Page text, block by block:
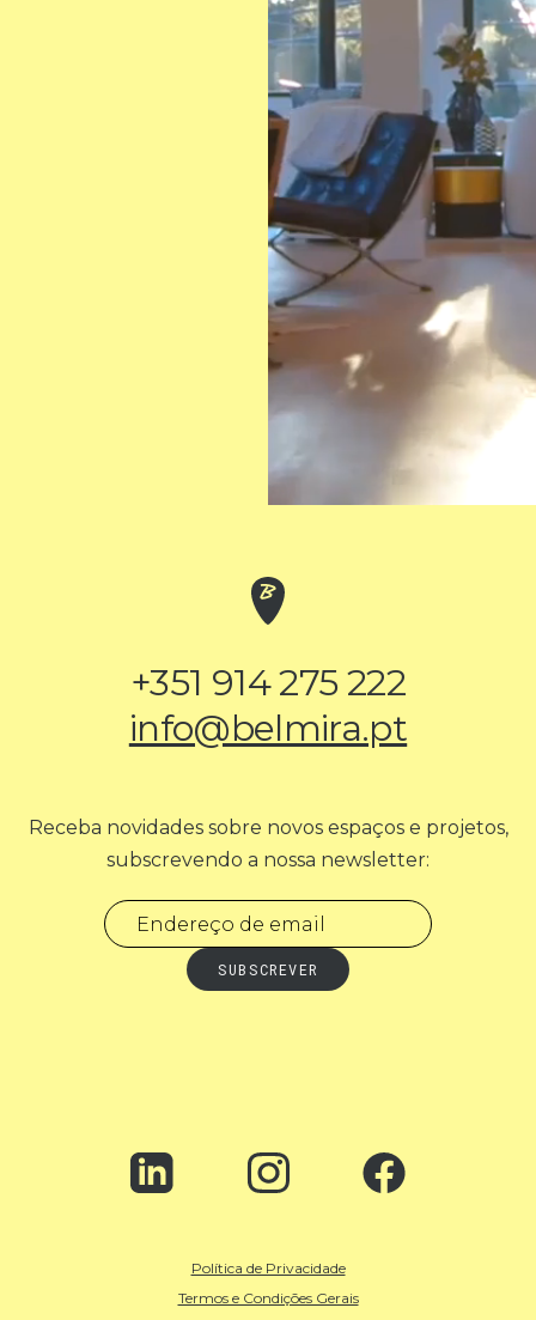
+351 914 275 222
info@belmira.pt
Receba novidades sobre novos espaços e projetos,
subscrevendo a nossa newsletter:
Política de Privacidade
Termos e Condições Gerais